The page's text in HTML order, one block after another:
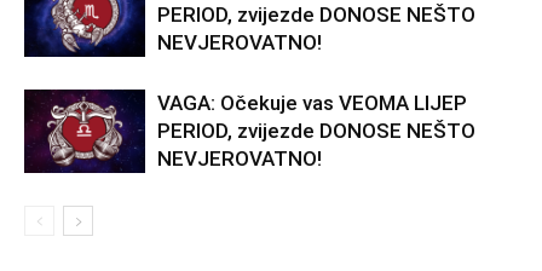
PERIOD, zvijezde DONOSE NEŠTO
NEVJEROVATNO!
VAGA: Očekuje vas VEOMA LIJEP
PERIOD, zvijezde DONOSE NEŠTO
NEVJEROVATNO!